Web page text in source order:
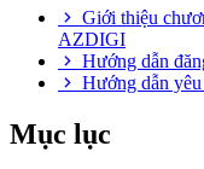
Giới thiệu
AZDIGI
Hướng dẫn
Hướng dẫn
Mục lục